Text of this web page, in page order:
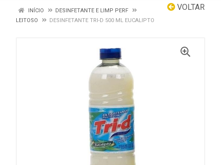
VOLTAR
INÍCIO
DESINFETANTE E LIMP PERF
LEITOSO
DESINFETANTE TRI-D 500 ML EUCALIPTO